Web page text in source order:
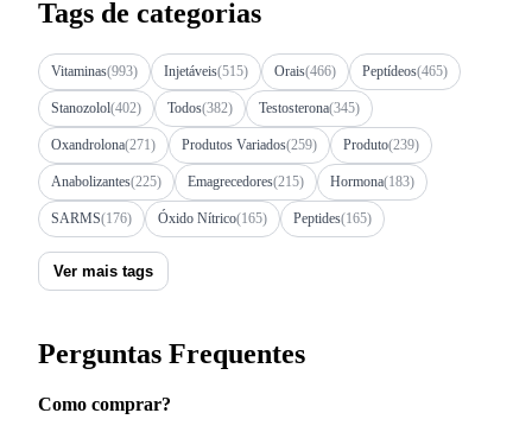
Tags de categorias
Vitaminas(993) Injetáveis(515) Orais(466) Peptídeos(465)
Stanozolol(402) Todos(382) Testosterona(345)
Oxandrolona(271) Produtos Variados(259) Produto(239)
Anabolizantes(225) Emagrecedores(215) Hormona(183)
SARMS(176) Óxido Nítrico(165) Peptides(165)
Ver mais tags
Perguntas Frequentes
Como comprar?